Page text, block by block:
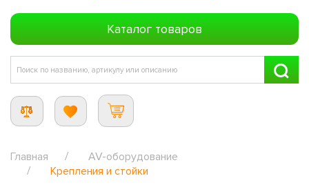
Каталог товаров
Главная
AV-оборудование
Крепления и стойки